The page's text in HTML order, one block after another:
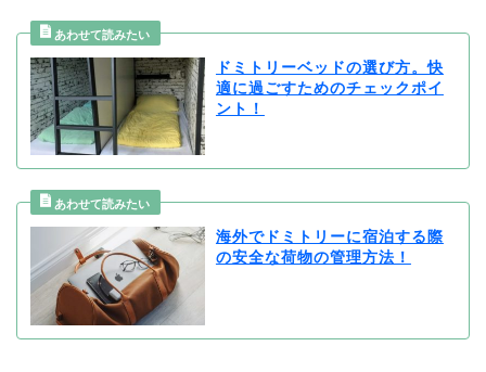
ドミトリーベッドの選び方。快
適に過ごすためのチェックポイ
ント！
海外でドミトリーに宿泊する際
の安全な荷物の管理方法！